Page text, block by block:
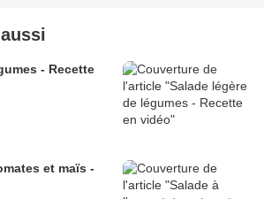
- Recette
et maïs -